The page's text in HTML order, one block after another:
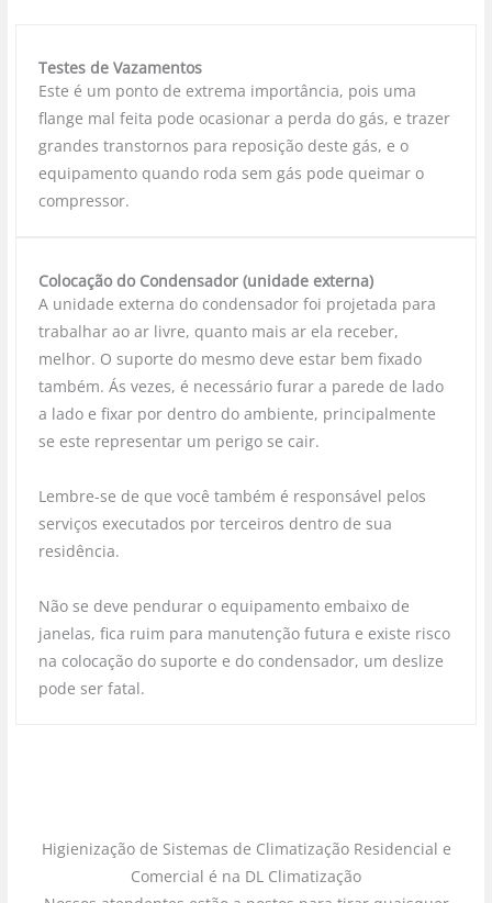
Testes de Vazamentos
Este é um ponto de extrema importância, pois uma
flange mal feita pode ocasionar a perda do gás, e trazer
grandes transtornos para reposição deste gás, e o
equipamento quando roda sem gás pode queimar o
compressor.
Colocação do Condensador (unidade externa)
A unidade externa do condensador foi projetada para
trabalhar ao ar livre, quanto mais ar ela receber,
melhor. O suporte do mesmo deve estar bem fixado
também. Ás vezes, é necessário furar a parede de lado
a lado e fixar por dentro do ambiente, principalmente
se este representar um perigo se cair.
Lembre-se de que você também é responsável pelos
serviços executados por terceiros dentro de sua
residência.
Não se deve pendurar o equipamento embaixo de
janelas, fica ruim para manutenção futura e existe risco
na colocação do suporte e do condensador, um deslize
pode ser fatal.
Higienização de Sistemas de Climatização Residencial e
Comercial é na DL Climatização